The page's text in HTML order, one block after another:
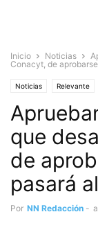
Inicio Noticias
Conacyt, de
Noticias Relevante
que
de
pasará
Por NN Redacción -